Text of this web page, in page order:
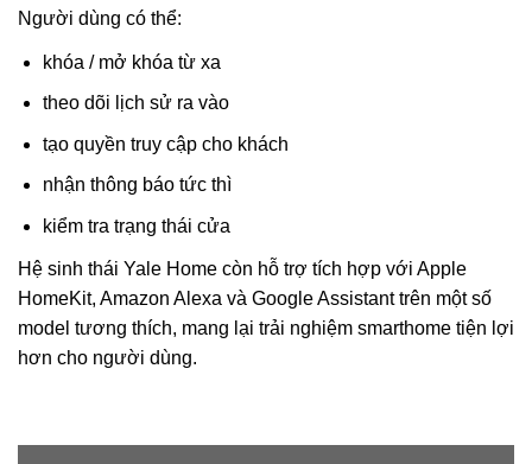
Người dùng có thể:
khóa / mở khóa từ xa
theo dõi lịch sử ra vào
tạo quyền truy cập cho khách
nhận thông báo tức thì
kiểm tra trạng thái cửa
Hệ sinh thái Yale Home còn hỗ trợ tích hợp với Apple
HomeKit, Amazon Alexa và Google Assistant trên một số
model tương thích, mang lại trải nghiệm smarthome tiện lợi
hơn cho người dùng.